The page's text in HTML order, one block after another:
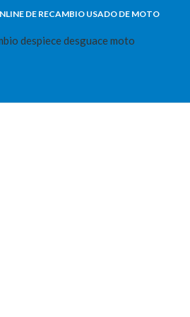
DE RECAMBIO USADO DE MOTO